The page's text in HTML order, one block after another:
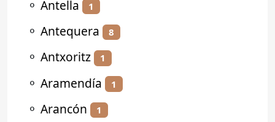
⚬ Antella 1
⚬ Antequera 8
⚬ Antxoritz 1
⚬ Aramendía 1
⚬ Arancón 1